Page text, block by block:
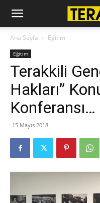
Ana Sayfa Eğitim
Eğitim
Terakkili
Hakları”
Konferansı…
15 Mayıs 2018